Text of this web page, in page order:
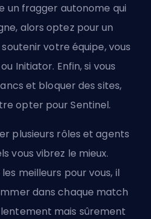
un fragger autonome qui
alors optez pour un
soutenir votre équipe, vous
Initiator. Enfin, si vous
et bloquer des sites,
opter pour Sentinel.
plusieurs rôles et agents
vous vibrez le mieux.
meilleurs pour vous, il
dans chaque match
mais sûrement